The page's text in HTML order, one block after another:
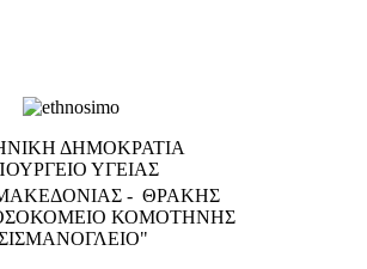
ΔΗΜΟΚΡΑΤΙΑ
ΥΓΕΙΑΣ
- ΘΡΑΚΗΣ
ΚΟΜΟΤΗΝΗΣ